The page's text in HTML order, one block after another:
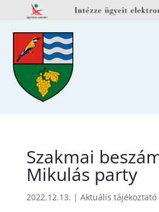
Szakmai
Mikulás party
2022.12.13. | Aktuális tájékoztató